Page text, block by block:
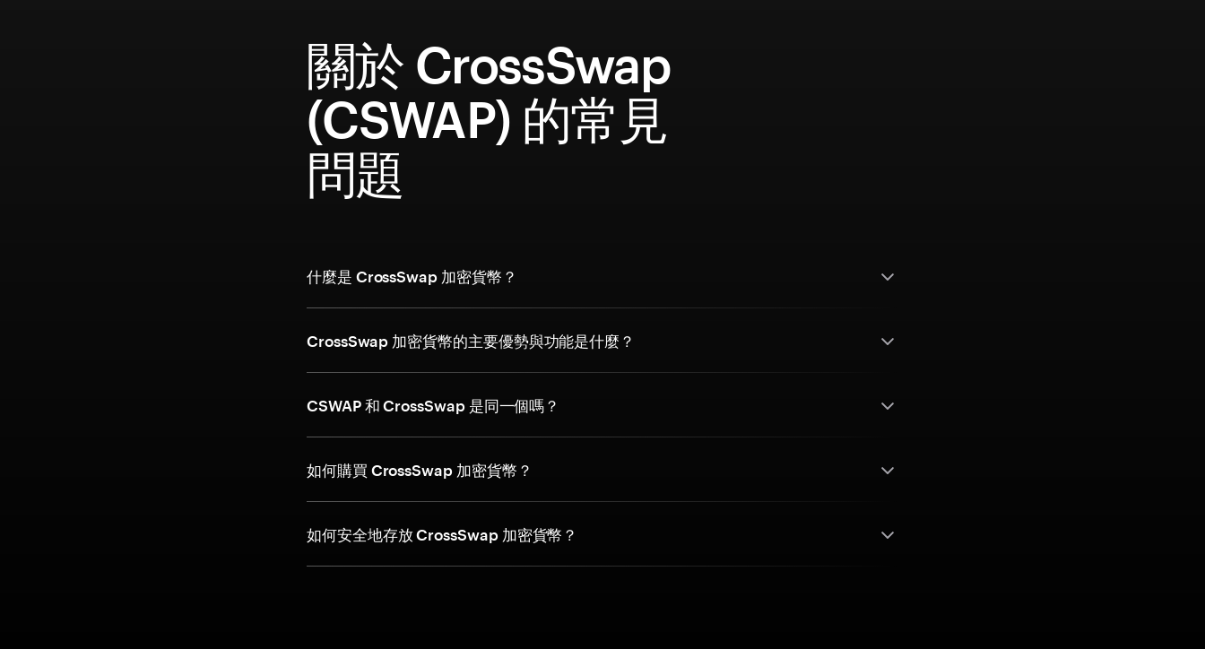
關於 CrossSwap
(CSWAP) 的常見
問題
什麼是 CrossSwap 加密貨幣？
CrossSwap 加密貨幣的主要優勢與功能是什麼？
CSWAP 和 CrossSwap 是同一個嗎？
如何購買 CrossSwap 加密貨幣？
如何安全地存放 CrossSwap 加密貨幣？